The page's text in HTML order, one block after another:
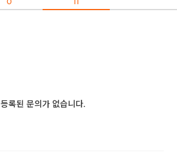
등록된 문의가 없습니다.